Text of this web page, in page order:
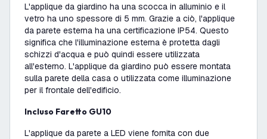
L'applique da giardino ha una scocca in alluminio e il
vetro ha uno spessore di 5 mm. Grazie a ciò, l'applique
da parete esterna ha una certificazione IP54. Questo
significa che l'illuminazione esterna è protetta dagli
schizzi d'acqua e può quindi essere utilizzata
all'esterno. L'applique da giardino può essere montata
sulla parete della casa o utilizzata come illuminazione
per il frontale dell'edificio.
Incluso Faretto GU10
L'applique da parete a LED viene fornita con due